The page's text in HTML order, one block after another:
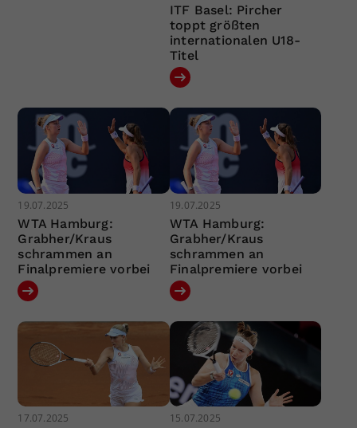
ITF Basel: Pircher
toppt größten
internationalen U18-
Titel
19.07.2025
WTA Hamburg:
Grabher/Kraus
schrammen an
Finalpremiere vorbei
19.07.2025
WTA Hamburg:
Grabher/Kraus
schrammen an
Finalpremiere vorbei
17.07.2025 15.07.2025